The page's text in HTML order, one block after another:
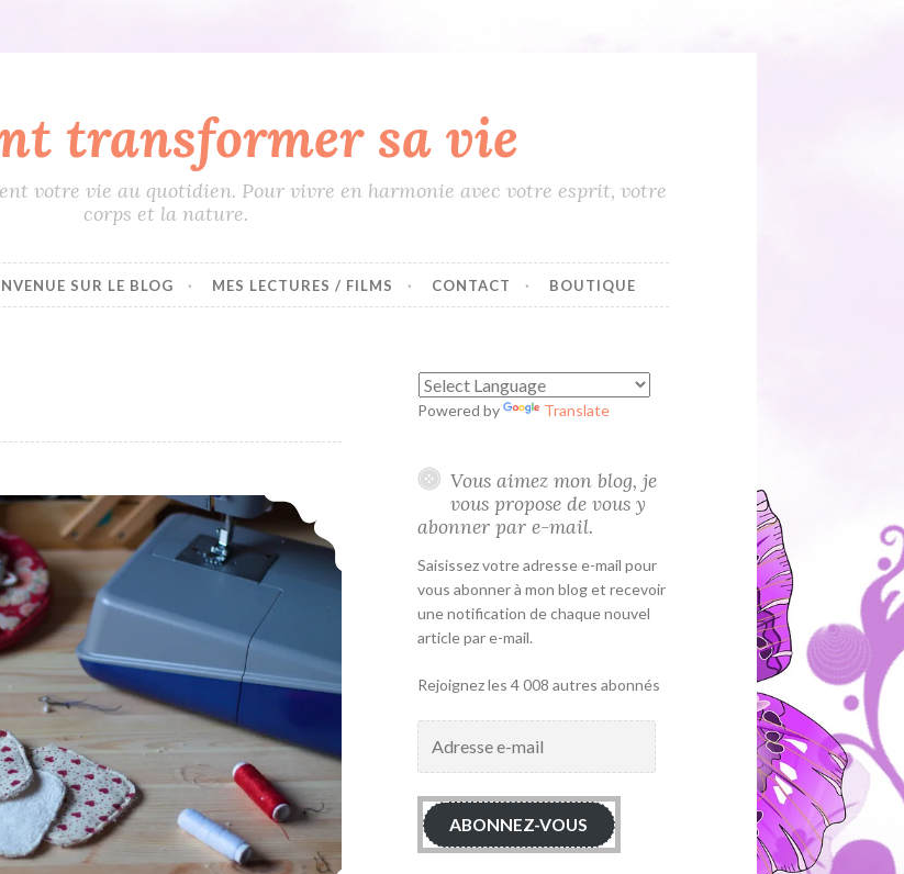
transformer sa vie
votre vie au quotidien. Pour vivre en harmonie avec votre esprit, votre
corps et la nature.
SUR LE BLOG MES LECTURES / FILMS CONTACT BOUTIQUE
DIY Couture : Réalisation de jolis petits cotons démaquillants lavables
Powered by Translate
Vous aimez mon blog, je
vous propose de vous y
abonner par e-mail.
Saisissez votre adresse e-mail pour
vous abonner à mon blog et recevoir
une notification de chaque nouvel
article par e-mail.
Rejoignez les 4 008 autres abonnés
mail
ABONNEZ-VOUS